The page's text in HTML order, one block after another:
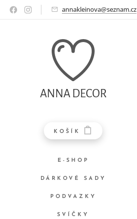
annakleinova@seznam.cz
ANNA DECOR
KOŠÍK
E-SHOP
DÁRKOVÉ SADY
PODVAZKY
SVÍČKY